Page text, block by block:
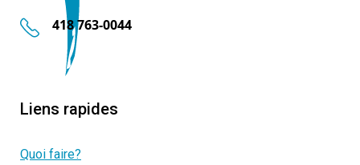
418 763-0044
Liens rapides
Quoi faire?